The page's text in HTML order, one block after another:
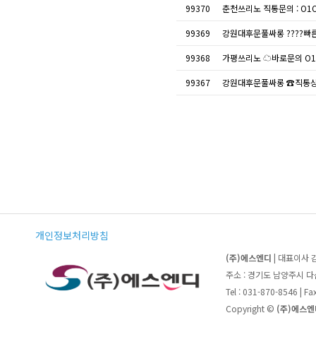
99370 춘천쓰리노 직통문의 :
99369 강원대후문풀싸롱 ????
99368 가평쓰리노 ☁바로문의
99367 강원대후문풀싸롱 ☎직통
개인정보처리방침
(주)에스엔디 | 대표이사
주소 : 경기도 남양주시
Tel : 031-870-8546 |
Copyright © (주)에스